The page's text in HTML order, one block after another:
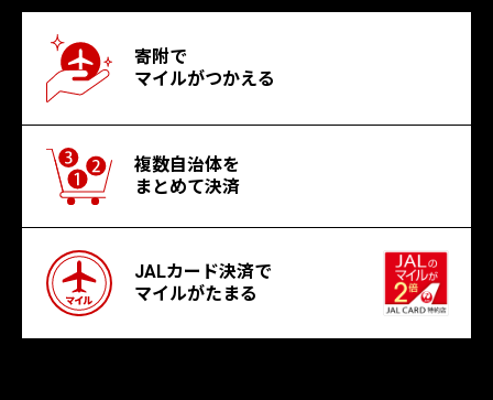
寄附で
マイルがつかえる
複数自治体を
まとめて決済
JALカード決済で
マイルがたまる